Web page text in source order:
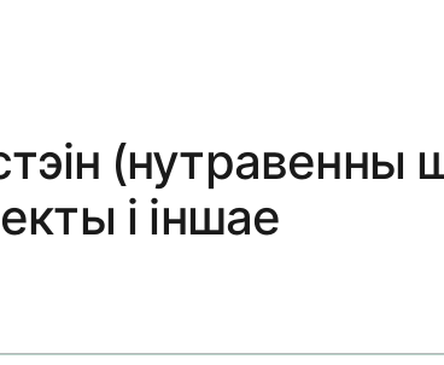
(нутравенны
і іншае